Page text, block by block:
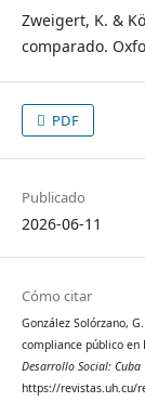
Zweigert, K. &
comparado.
PDF
Publicado
2026-06-11
Cómo citar
González Solórzano,
compliance público en
Desarrollo Social: Cuba
https://revistas.uh.cu/